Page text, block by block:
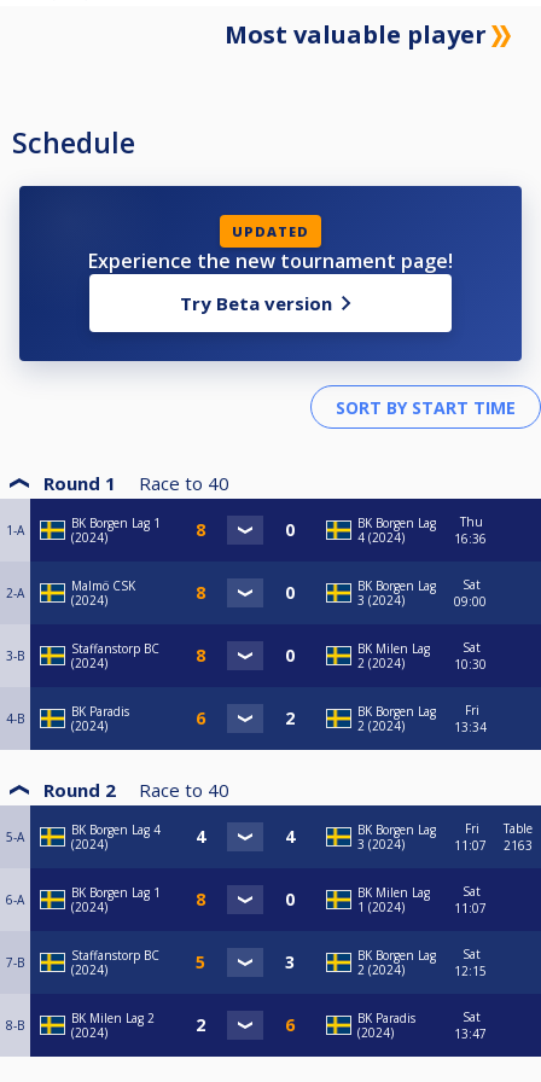
Most valuable player
Schedule
UPDATED
Experience the new tournament page!
Try Beta version
Round 1 Race to 40
1-A
BK Borgen Lag 1
(2024)
BK Borgen Lag
4 (2024)
Thu
16:36
2-A
Malmö CSK
(2024)
BK Borgen Lag
3 (2024)
Sat
09:00
3-B
Staffanstorp BC
(2024)
BK Milen Lag
2 (2024)
Sat
10:30
4-B
BK Paradis
(2024)
BK Borgen Lag
2 (2024)
Fri
13:34
Round 2 Race to 40
5-A
BK Borgen Lag 4
(2024)
BK Borgen Lag
3 (2024)
Fri
11:07
Table
2163
6-A
BK Borgen Lag 1
(2024)
BK Milen Lag
1 (2024)
Sat
11:07
7-B
Staffanstorp BC
(2024)
BK Borgen Lag
2 (2024)
Sat
12:15
8-B
BK Milen Lag 2
(2024)
BK Paradis
(2024)
Sat
13:47